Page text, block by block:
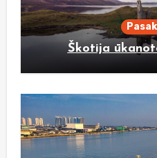
Škotija